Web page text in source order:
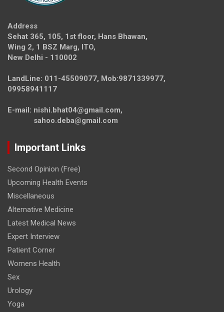
Address
Sehat 365, 105, 1st floor, Hans Bhawan,
Wing 2, 1 BSZ Marg, ITO,
New Delhi - 110002
LandLine: 011-45509077, Mob:9871339977,
09958941117
E-mail: nishi.bhat04@gmail.com,
sahoo.deba@gmail.com
Important Links
Second Opinion (Free)
Upcoming Health Events
Miscellaneous
Alternative Medicine
Latest Medical News
Expert Interview
Patient Corner
Womens Health
Sex
Urology
Yoga